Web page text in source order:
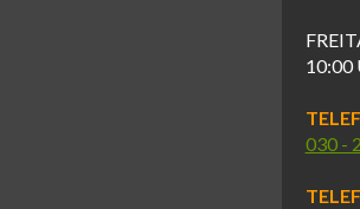
10:00
030 -